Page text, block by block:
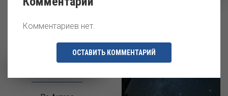
Комментариев нет.
ОСТАВИТЬ КОММЕНТАРИЙ